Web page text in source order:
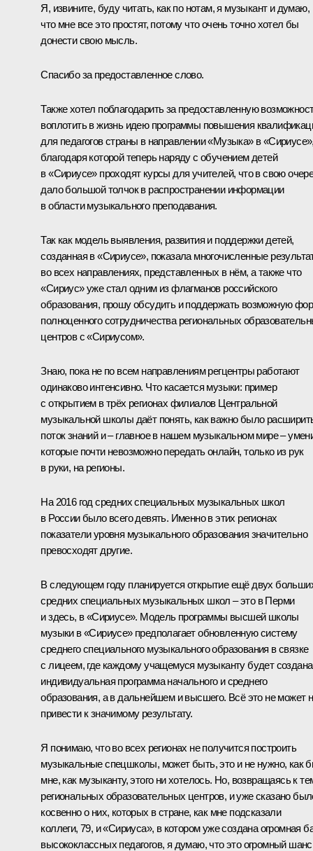
Я, извините, буду читать, как по нотам, я музыкант и думаю,
что мне все это простят, потому что очень точно хотел бы
донести свою мысль.
Спасибо за предоставленное слово.
Также хотел поблагодарить за предоставленную
воплотить в жизнь идею программы повышения
для педагогов страны в направлении «Музыка» в
благодаря которой теперь наряду с обучением детей
в «Сириусе» проходят курсы для учителей, что в свою
дало большой толчок в распространении информации
в области музыкального преподавания.
Так как модель выявления, развития и поддержки детей,
созданная в «Сириусе», показала многочисленные
во всех направлениях, представленных в нём, а также что
«Сириус» уже стал одним из флагманов российского
образования, прошу обсудить и поддержать возможную
полноценного сотрудничества региональных
центров с «Сириусом».
Знаю, пока не по всем направлениям регцентры работают
одинаково интенсивно. Что касается музыки: пример
с открытием в трёх регионах филиалов Центральной
музыкальной школы даёт понять, как важно было
поток знаний и – главное в нашем музыкальном мире –
которые почти невозможно передать онлайн, только из рук
в руки, на регионы.
На 2016 год средних специальных музыкальных школ
в России было всего девять. Именно в этих регионах
показатели уровня музыкального образования значительно
превосходят другие.
В следующем году планируется открытие ещё двух
средних специальных музыкальных школ – это в Перми
и здесь, в «Сириусе». Модель программы высшей школы
музыки в «Сириусе» предполагает обновленную систему
среднего специального музыкального образования в связке
с лицеем, где каждому учащемуся музыканту будет создана
индивидуальная программа начального и среднего
образования, а в дальнейшем и высшего. Всё это не может
привести к значимому результату.
Я понимаю, что во всех регионах не получится построить
музыкальные спецшколы, может быть, это и не нужно, как
мне, как музыканту, этого ни хотелось. Но, возвращаясь к
региональных образовательных центров, и уже сказано
косвенно о них, которых в стране, как мне подсказали
коллеги, 79, и «Сириуса», в котором уже создана огромная
высококлассных педагогов, я думаю, что это огромный шанс